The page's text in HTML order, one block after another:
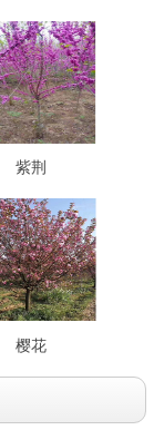
紫荆
樱花